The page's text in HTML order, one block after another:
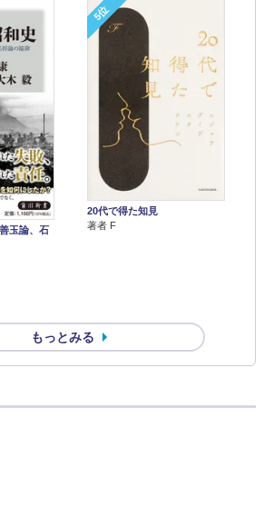
玉論、石
5位
20代で得た知見
著者 F
もっとみる